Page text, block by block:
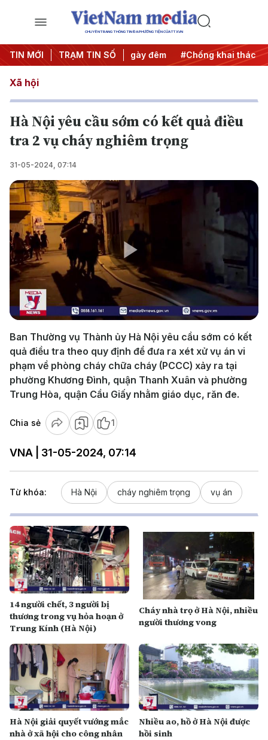
CHUYÊN TRANG THÔNG TIN ĐA PHƯƠNG TIỆN CỦA TTXVN
TIN MỚI TRẠM TIN SỐ
#Chiến dịch 500 ngày đêm #Chống khai thác IUU
Xã hội
Hà Nội yêu cầu sớm có kết quả điều
tra 2 vụ cháy nghiêm trọng
31-05-2024, 07:14
Play
Video
Ban Thường vụ Thành ủy Hà Nội yêu cầu sớm có kết
quả điều tra theo quy định để đưa ra xét xử vụ án vi
phạm về phòng cháy chữa cháy (PCCC) xảy ra tại
phường Khương Đình, quận Thanh Xuân và phường
Trung Hòa, quận Cầu Giấy nhằm giáo dục, răn đe.
Chia sẻ 1
VNA | 31-05-2024, 07:14
Từ khóa: Hà Nội cháy nghiêm trọng vụ án
14 người chết, 3 người bị
thương trong vụ hỏa hoạn ở
Trung Kính (Hà Nội)
Cháy nhà trọ ở Hà Nội, nhiều
người thương vong
Hà Nội giải quyết vướng mắc
nhà ở xã hội cho công nhân
Nhiều ao, hồ ở Hà Nội được
hồi sinh